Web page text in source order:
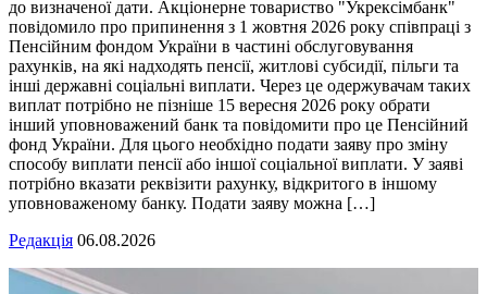
до визначеної дати. Акціонерне товариство "Укрексімбанк"
повідомило про припинення з 1 жовтня 2026 року співпраці з
Пенсійним фондом України в частині обслуговування
рахунків, на які надходять пенсії, житлові субсидії, пільги та
інші державні соціальні виплати. Через це одержувачам таких
виплат потрібно не пізніше 15 вересня 2026 року обрати
інший уповноважений банк та повідомити про це Пенсійний
фонд України. Для цього необхідно подати заяву про зміну
способу виплати пенсії або іншої соціальної виплати. У заяві
потрібно вказати реквізити рахунку, відкритого в іншому
уповноваженому банку. Подати заяву можна […]
Редакція 06.08.2026